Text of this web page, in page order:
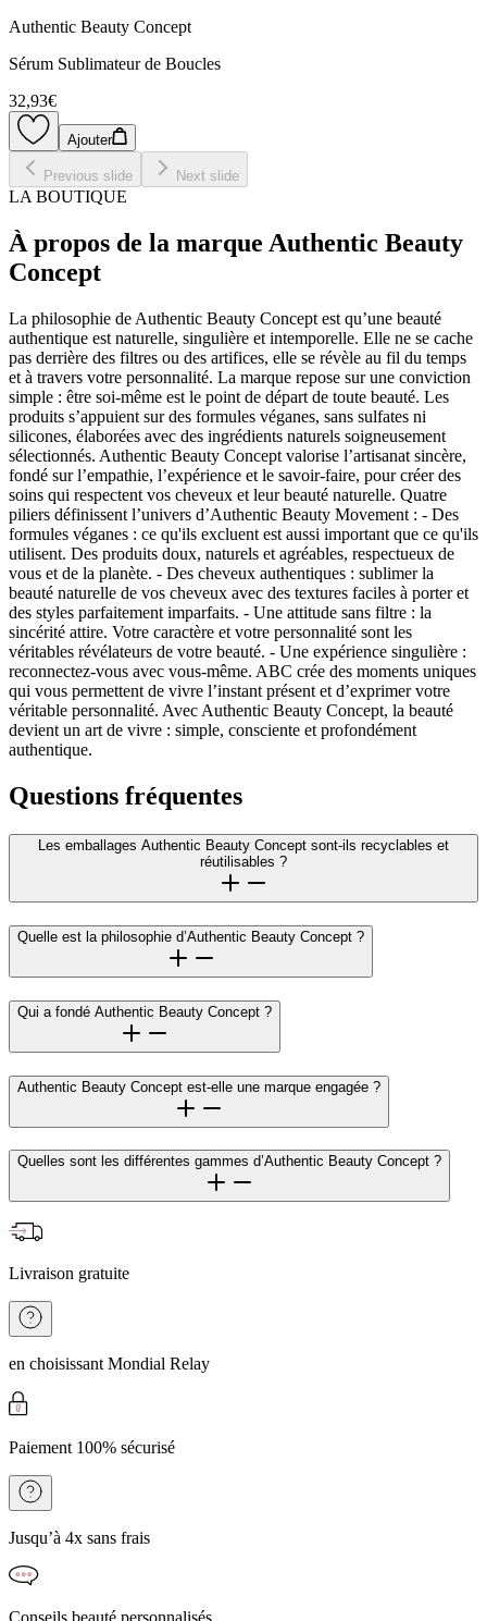
Authentic Beauty Concept
Sérum Sublimateur de Boucles
32,93€
Ajouter
Previous slide Next slide
LA BOUTIQUE
À propos de la marque Authentic Beauty
Concept
La philosophie de Authentic Beauty Concept est qu’une beauté
authentique est naturelle, singulière et intemporelle. Elle ne se cache
pas derrière des filtres ou des artifices, elle se révèle au fil du temps
et à travers votre personnalité. La marque repose sur une conviction
simple : être soi-même est le point de départ de toute beauté. Les
produits s’appuient sur des formules véganes, sans sulfates ni
silicones, élaborées avec des ingrédients naturels soigneusement
sélectionnés. Authentic Beauty Concept valorise l’artisanat sincère,
fondé sur l’empathie, l’expérience et le savoir-faire, pour créer des
soins qui respectent vos cheveux et leur beauté naturelle. Quatre
piliers définissent l’univers d’Authentic Beauty Movement : - Des
formules véganes : ce qu'ils excluent est aussi important que ce qu'ils
utilisent. Des produits doux, naturels et agréables, respectueux de
vous et de la planète. - Des cheveux authentiques : sublimer la
beauté naturelle de vos cheveux avec des textures faciles à porter et
des styles parfaitement imparfaits. - Une attitude sans filtre : la
sincérité attire. Votre caractère et votre personnalité sont les
véritables révélateurs de votre beauté. - Une expérience singulière :
reconnectez-vous avec vous-même. ABC crée des moments uniques
qui vous permettent de vivre l’instant présent et d’exprimer votre
véritable personnalité. Avec Authentic Beauty Concept, la beauté
devient un art de vivre : simple, consciente et profondément
authentique.
Questions fréquentes
Les emballages Authentic Beauty Concept sont-ils recyclables et
réutilisables ?
Quelle est la philosophie d’Authentic Beauty Concept ?
Qui a fondé Authentic Beauty Concept ?
Authentic Beauty Concept est-elle une marque engagée ?
Quelles sont les différentes gammes d’Authentic Beauty Concept ?
Livraison gratuite
en choisissant Mondial Relay
Paiement 100% sécurisé
Jusqu’à 4x sans frais
Conseils beauté personnalisés